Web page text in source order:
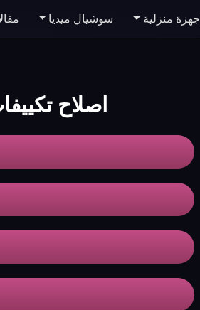
اجهزة منزلية سوشيال ميديا
اصلاح